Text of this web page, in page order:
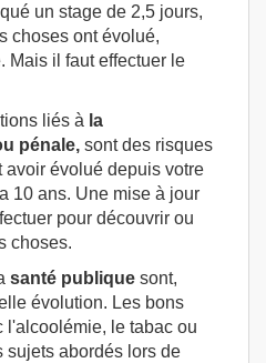
un stage de 2,5 jours,
choses ont évolué,
Mais il faut effectuer le
liés à la
pénale, sont des risques
avoir évolué depuis votre
10 ans. Une mise à jour
pour découvrir ou
choses.
santé publique sont,
évolution. Les bons
l'alcoolémie, le tabac ou
sujets abordés lors de